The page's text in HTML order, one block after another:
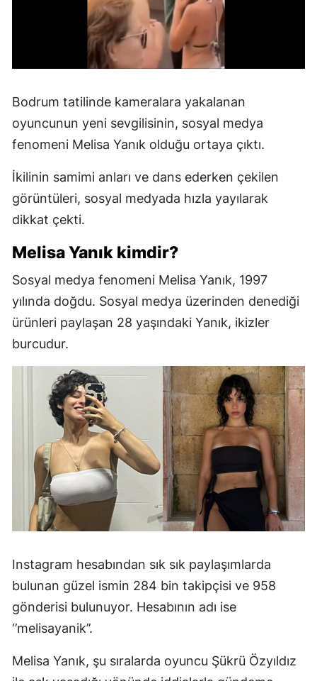
Bodrum tatilinde kameralara yakalanan
oyuncunun yeni sevgilisinin, sosyal medya
fenomeni Melisa Yanık olduğu ortaya çıktı.
İkilinin samimi anları ve dans ederken çekilen
görüntüleri, sosyal medyada hızla yayılarak
dikkat çekti.
Melisa Yanık kimdir?
Sosyal medya fenomeni Melisa Yanık, 1997
yılında doğdu. Sosyal medya üzerinden denediği
ürünleri paylaşan 28 yaşındaki Yanık, ikizler
burcudur.
Instagram hesabından sık sık paylaşımlarda
bulunan güzel ismin 284 bin takipçisi ve 958
gönderisi bulunuyor. Hesabının adı ise
‘’melisayanik’’.
Melisa Yanık, şu sıralarda oyuncu Şükrü Özyıldız